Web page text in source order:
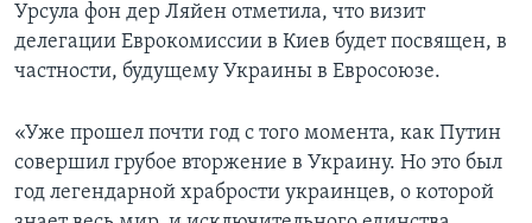
Урсула фон дер Ляйен отметила, что визит
делегации Еврокомиссии в Киев будет посвящен, в
частности, будущему Украины в Евросоюзе.
«Уже прошел почти год с того момента, как Путин
совершил грубое вторжение в Украину. Но это был
год легендарной храбрости украинцев, о которой